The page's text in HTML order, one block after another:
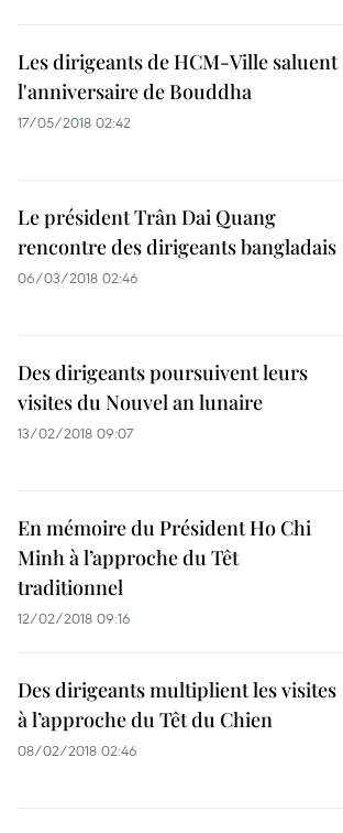
Les dirigeants de HCM-Ville saluent
l'anniversaire de Bouddha
17/05/2018 02:42
Le président Trân Dai Quang
rencontre des dirigeants bangladais
06/03/2018 02:46
Des dirigeants poursuivent leurs
visites du Nouvel an lunaire
13/02/2018 09:07
En mémoire du Président Ho Chi
Minh à l’approche du Têt
traditionnel
12/02/2018 09:16
Des dirigeants multiplient les visites
à l’approche du Têt du Chien
08/02/2018 02:46